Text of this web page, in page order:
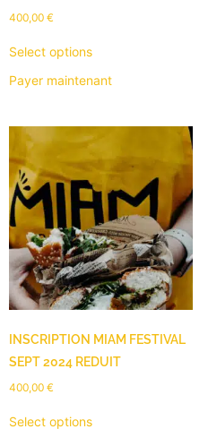
400,00 €
Select options
Payer maintenant
INSCRIPTION MIAM FESTIVAL
SEPT 2024 REDUIT
400,00 €
Select options